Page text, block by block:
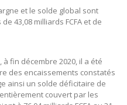
et le solde global sont
43,08 milliards FCFA et de
fin décembre 2020, il a été
des encaissements constatés
ainsi un solde déficitaire de
couvert par les